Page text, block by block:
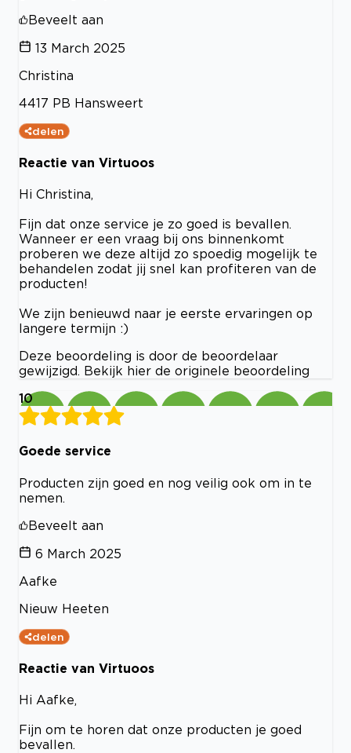
Beveelt aan
13 March 2025
Christina
4417 PB Hansweert
delen
Reactie van Virtuoos
Hi Christina,
Fijn dat onze service je zo goed is bevallen.
Wanneer er een vraag bij ons binnenkomt
proberen we deze altijd zo spoedig mogelijk te
behandelen zodat jij snel kan profiteren van de
producten!
We zijn benieuwd naar je eerste ervaringen op
langere termijn :)
Deze beoordeling is door de beoordelaar
gewijzigd. Bekijk hier de originele beoordeling
10
Goede service
Producten zijn goed en nog veilig ook om in te
nemen.
Beveelt aan
6 March 2025
Aafke
Nieuw Heeten
delen
Reactie van Virtuoos
Hi Aafke,
Fijn om te horen dat onze producten je goed
bevallen.